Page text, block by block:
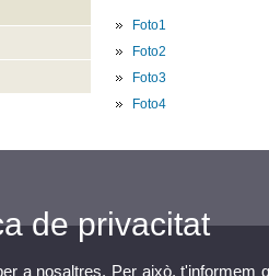
Foto1
Foto2
Foto3
Foto4
de privacitat
a nosaltres. Per això,